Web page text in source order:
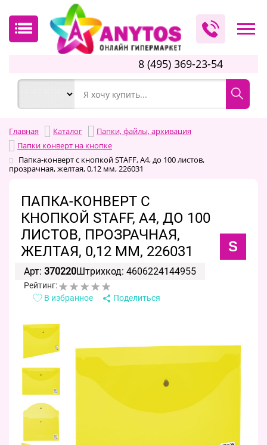
8 (495) 369-23-54
Главная Каталог
Папки, файлы, архивация
Папки конверт на кнопке
Папка-конверт с кнопкой STAFF, А4, до 100 листов,
прозрачная, желтая, 0,12 мм, 226031
ПАПКА-КОНВЕРТ С
КНОПКОЙ STAFF, А4, ДО 100
ЛИСТОВ, ПРОЗРАЧНАЯ,
ЖЕЛТАЯ, 0,12 ММ, 226031
S
Арт: 370220Штрихкод: 4606224144955
Рейтинг:
В избранное
Поделиться